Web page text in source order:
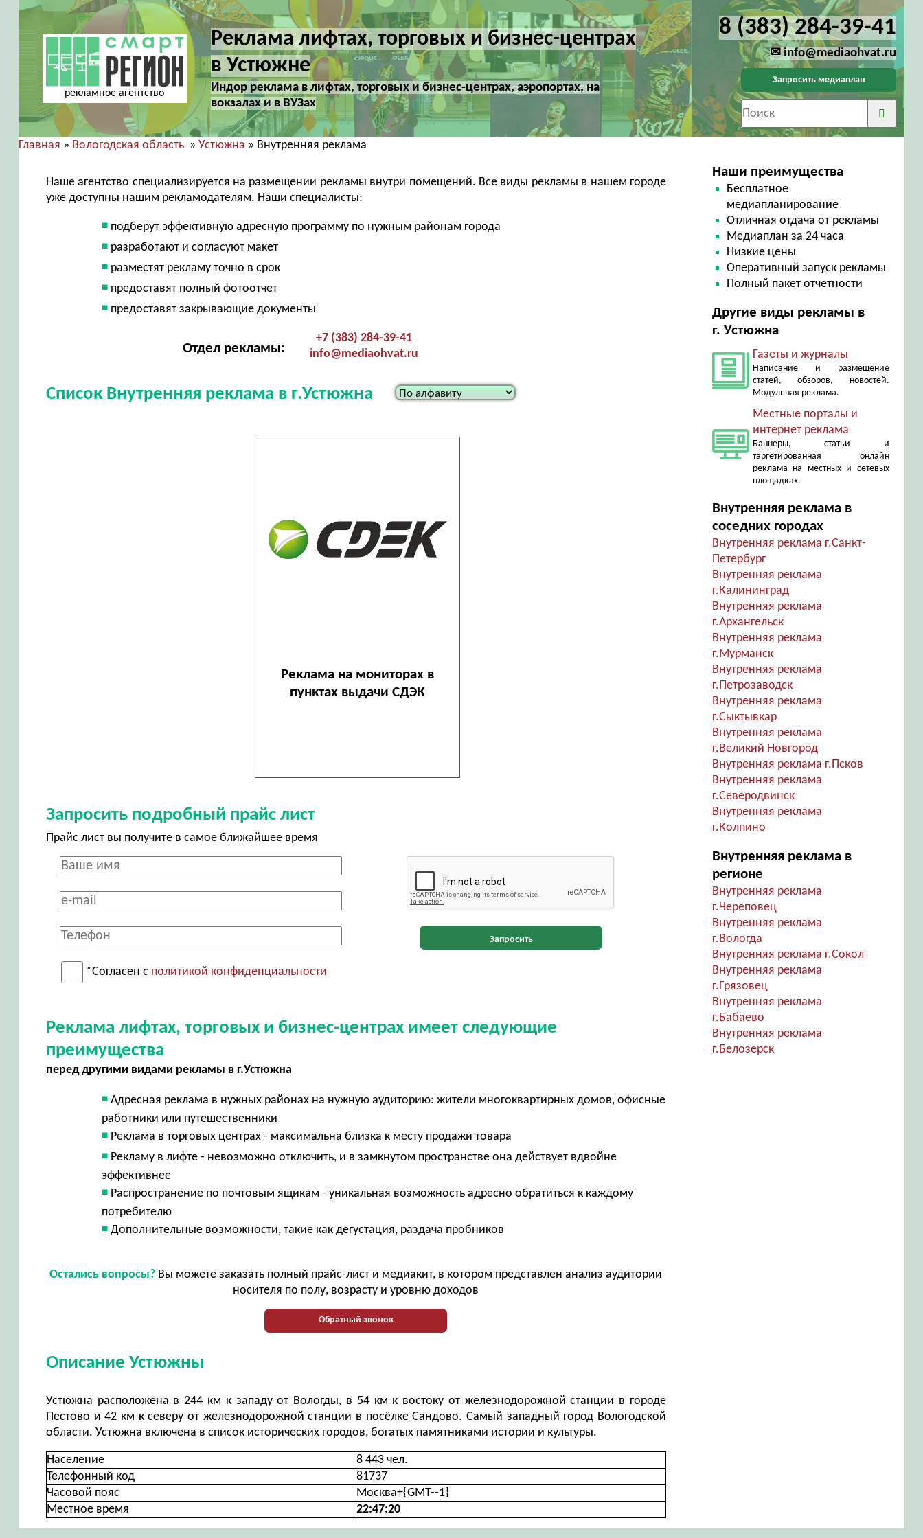
рекламное агентство
Реклама лифтах, торговых и бизнес-центрах
в Устюжне
Индор реклама в лифтах, торговых и бизнес-центрах, аэропортах, на
вокзалах и в ВУЗах
8 (383) 284-39-41
✉ info@mediaohvat.ru
Запросить медиаплан
Главная » Вологодская область» Устюжна » Внутренняя реклама
Наше агентство специализируется на размещении рекламы внутри помещений. Все виды рекламы в нашем городе
уже доступны нашим рекламодателям. Наши специалисты:
подберут эффективную адресную программу по нужным районам города
разработают и согласуют макет
разместят рекламу точно в срок
предоставят полный фотоотчет
предоставят закрывающие документы
Отдел рекламы:
+7 (383) 284-39-41
info@mediaohvat.ru
Список Внутренняя реклама в г.Устюжна
Реклама на мониторах в
пунктах выдачи СДЭК
Запросить подробный прайс лист
Прайс лист вы получите в самое ближайшее время
*Согласен с политикой конфиденциальности
Запросить
Реклама лифтах, торговых и бизнес-центрах имеет следующие
преимущества
перед другими видами рекламы в г.Устюжна
Адресная реклама в нужных районах на нужную аудиторию: жители многоквартирных домов, офисные
работники или путешественники
Реклама в торговых центрах - максимальна близка к месту продажи товара
Рекламу в лифте - невозможно отключить, и в замкнутом пространстве она действует вдвойне
эффективнее
Распространение по почтовым ящикам - уникальная возможность адресно обратиться к каждому
потребителю
Дополнительные возможности, такие как дегустация, раздача пробников
Остались вопросы? Вы можете заказать полный прайс-лист и медиакит, в котором представлен анализ аудитории
носителя по полу, возрасту и уровню доходов
Обратный звонок
Описание Устюжны
Устюжна расположена в 244 км к западу от Вологды, в 54 км к востоку от железнодорожной станции в городе
Пестово и 42 км к северу от железнодорожной станции в посёлке Сандово. Самый западный город Вологодской
области. Устюжна включена в список исторических городов, богатых памятниками истории и культуры.
Население
8 443 чел.
Телефонный код
81737
Часовой пояс
Москва+{GMT--1}
Местное время
22:47:20
Наши преимущества
Бесплатное
медиапланирование
Отличная отдача от рекламы
Медиаплан за 24 часа
Низкие цены
Оперативный запуск рекламы
Полный пакет отчетности
Другие виды рекламы в
г. Устюжна
Газеты и журналы
Написание и размещение
статей, обзоров, новостей.
Модульная реклама.
Местные порталы и
интернет реклама
Баннеры, статьи и
таргетированная онлайн
реклама на местных и сетевых
площадках.
Внутренняя реклама в
соседних городах
Внутренняя реклама г.Санкт-
Петербург
Внутренняя реклама
г.Калининград
Внутренняя реклама
г.Архангельск
Внутренняя реклама
г.Мурманск
Внутренняя реклама
г.Петрозаводск
Внутренняя реклама
г.Сыктывкар
Внутренняя реклама
г.Великий Новгород
Внутренняя реклама г.Псков
Внутренняя реклама
г.Северодвинск
Внутренняя реклама
г.Колпино
Внутренняя реклама в
регионе
Внутренняя реклама
г.Череповец
Внутренняя реклама
г.Вологда
Внутренняя реклама г.Сокол
Внутренняя реклама
г.Грязовец
Внутренняя реклама
г.Бабаево
Внутренняя реклама
г.Белозерск